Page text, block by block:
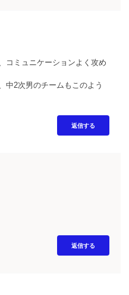
コミュニケーションよく攻め
中2次男のチームもこのよう
返信する
返信する